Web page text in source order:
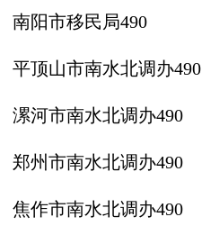
南阳市移民局490
平顶山市南水北调办490
漯河市南水北调办490
郑州市南水北调办490
焦作市南水北调办490